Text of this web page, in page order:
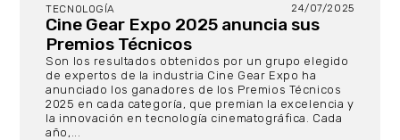
TECNOLOGÍA 24/07/2025
Cine Gear Expo 2025 anuncia sus
Premios Técnicos
Son los resultados obtenidos por un grupo elegido
de expertos de la industria Cine Gear Expo ha
anunciado los ganadores de los Premios Técnicos
2025 en cada categoría, que premian la excelencia y
la innovación en tecnología cinematográfica. Cada
año,...